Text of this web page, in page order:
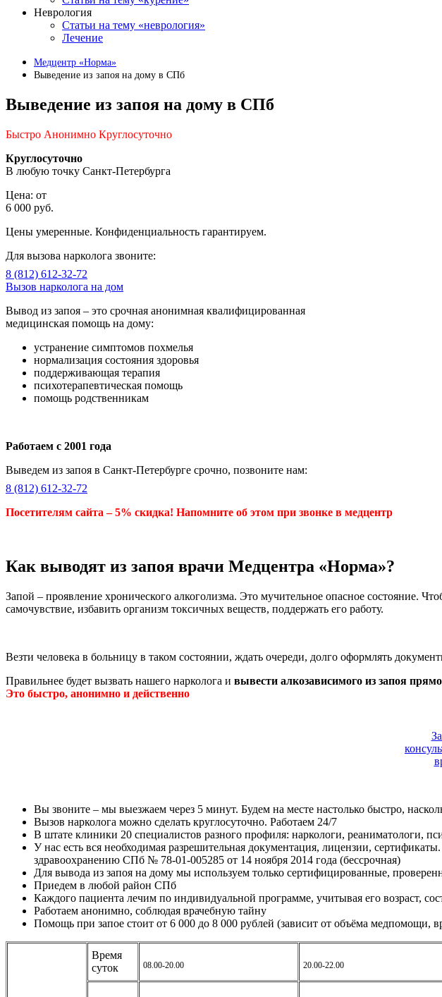
Неврология
Статьи на тему «неврология»
Лечение
Медцентр «Норма»
Выведение из запоя на дому в СПб
Выведение из запоя на дому в СПб
Быстро Анонимно Круглосуточно
Круглосуточно
В любую точку Санкт-Петербурга
Цена: от
6 000 руб.
Цены умеренные. Конфиденциальность гарантируем.
Для вызова нарколога звоните:
8 (812) 612-32-72
Вызов нарколога на дом
Вывод из запоя – это срочная анонимная квалифицированная
медицинская помощь на дому:
устранение симптомов похмелья
нормализация состояния здоровья
поддерживающая терапия
психотерапевтическая помощь
помощь родственникам
Работаем с 2001 года
Выведем из запоя в Санкт-Петербурге срочно, позвоните нам:
8 (812) 612-32-72
Посетителям сайта – 5% скидка! Напомните об этом при звонке в медцентр
Как выводят из запоя врачи Медцентра «Норма»?
Запой – проявление хронического алкоголизма. Это мучительное опасное состояние.
самочувствие, избавить организм токсичных веществ, поддержать его работу.
Везти человека в больницу в таком состоянии, ждать очереди, долго оформлять
Правильнее будет вызвать нашего нарколога и вывести алкозависимого из запоя
Это быстро, анонимно и действенно
Вы звоните – мы выезжаем через 5 минут. Будем на месте настолько быстро,
Вызов нарколога можно сделать круглосуточно. Работаем 24/7
В штате клиники 20 специалистов разного профиля: наркологи, реаниматологи,
У нас есть вся необходимая разрешительная документация, лицензии,
здравоохранению СПб № 78-01-005285 от 14 ноября 2014 года (бессрочная)
Для вывода из запоя на дому мы используем только сертифицированные,
Приедем в любой район СПб
Каждого пациента лечим по индивидуальной программе, учитывая его возраст,
Работаем анонимно, соблюдая врачебную тайну
Помощь при запое стоит от 6 000 до 8 000 рублей (зависит от объёма медпомощи,
Время
суток
08.00-20.00 20.00-22.00